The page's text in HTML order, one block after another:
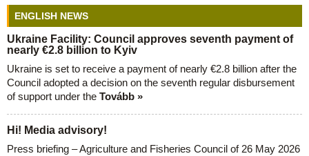
ENGLISH NEWS
Ukraine Facility: Council approves seventh payment of
nearly €2.8 billion to Kyiv
Ukraine is set to receive a payment of nearly €2.8 billion after the
Council adopted a decision on the seventh regular disbursement
of support under the Tovább »
Hi! Media advisory!
Press briefing – Agriculture and Fisheries Council of 26 May 2026